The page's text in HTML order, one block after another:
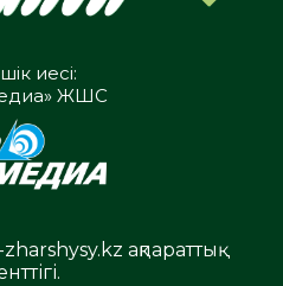
иесі:
ЖШС
ақпараттық